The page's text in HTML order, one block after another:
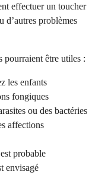
effectuer un toucher
d’autres problèmes
pourraient être utiles :
les enfants
fongiques
ou des bactéries
affections
probable
envisagé